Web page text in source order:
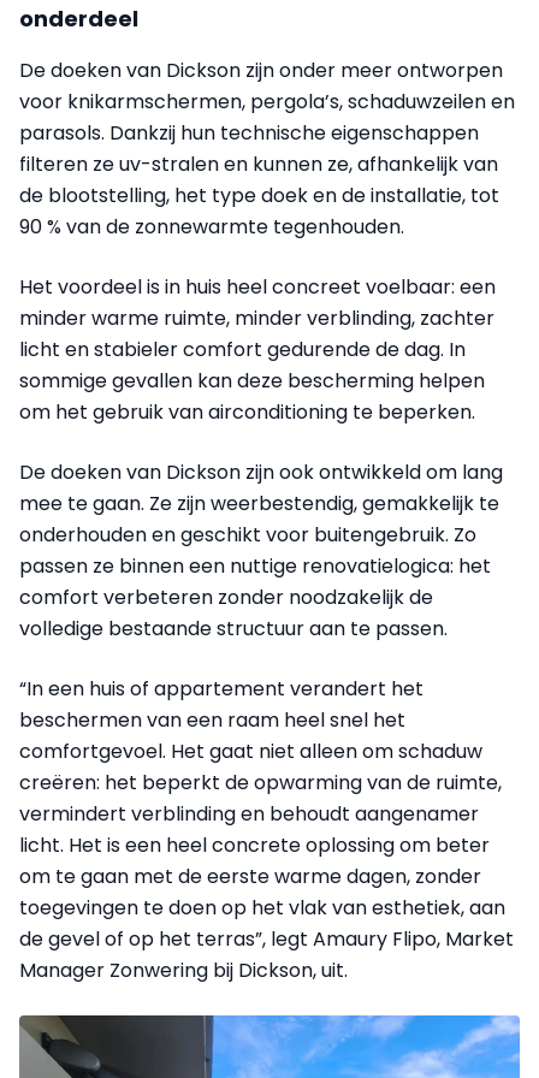
onderdeel
De doeken van Dickson zijn onder meer ontworpen
voor knikarmschermen, pergola’s, schaduwzeilen en
parasols. Dankzij hun technische eigenschappen
filteren ze uv-stralen en kunnen ze, afhankelijk van
de blootstelling, het type doek en de installatie, tot
90 % van de zonnewarmte tegenhouden.
Het voordeel is in huis heel concreet voelbaar: een
minder warme ruimte, minder verblinding, zachter
licht en stabieler comfort gedurende de dag. In
sommige gevallen kan deze bescherming helpen
om het gebruik van airconditioning te beperken.
De doeken van Dickson zijn ook ontwikkeld om lang
mee te gaan. Ze zijn weerbestendig, gemakkelijk te
onderhouden en geschikt voor buitengebruik. Zo
passen ze binnen een nuttige renovatielogica: het
comfort verbeteren zonder noodzakelijk de
volledige bestaande structuur aan te passen.
“In een huis of appartement verandert het
beschermen van een raam heel snel het
comfortgevoel. Het gaat niet alleen om schaduw
creëren: het beperkt de opwarming van de ruimte,
vermindert verblinding en behoudt aangenamer
licht. Het is een heel concrete oplossing om beter
om te gaan met de eerste warme dagen, zonder
toegevingen te doen op het vlak van esthetiek, aan
de gevel of op het terras”, legt Amaury Flipo, Market
Manager Zonwering bij Dickson, uit.